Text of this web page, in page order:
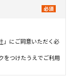
」にご同意いただく必
をつけたうえでご利用